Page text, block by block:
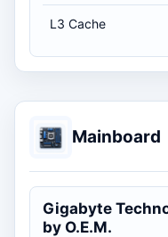
L3 Cache
Mainboard
Gigabyte
by O.E.M.